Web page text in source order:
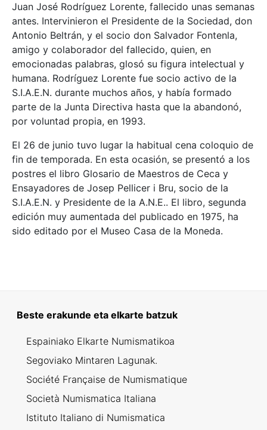
Juan José Rodríguez Lorente, fallecido unas semanas
antes. Intervinieron el Presidente de la Sociedad, don
Antonio Beltrán, y el socio don Salvador Fontenla,
amigo y colaborador del fallecido, quien, en
emocionadas palabras, glosó su figura intelectual y
humana. Rodríguez Lorente fue socio activo de la
S.I.A.E.N. durante muchos años, y había formado
parte de la Junta Directiva hasta que la abandonó,
por voluntad propia, en 1993.
El 26 de junio tuvo lugar la habitual cena coloquio de
fin de temporada. En esta ocasión, se presentó a los
postres el libro Glosario de Maestros de Ceca y
Ensayadores de Josep Pellicer i Bru, socio de la
S.I.A.E.N. y Presidente de la A.N.E.. El libro, segunda
edición muy aumentada del publicado en 1975, ha
sido editado por el Museo Casa de la Moneda.
Beste erakunde eta elkarte batzuk
Espainiako Elkarte Numismatikoa
Segoviako Mintaren Lagunak.
Société Française de Numismatique
Società Numismatica Italiana
Istituto Italiano di Numismatica